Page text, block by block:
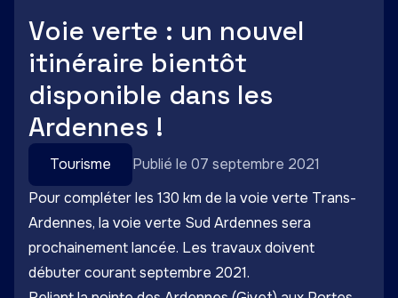
Voie verte : un nouvel
itinéraire bientôt
disponible dans les
Ardennes !
Tourisme
Publié le 07 septembre 2021
Pour compléter les 130 km de la voie verte Trans-
Ardennes, la voie verte Sud Ardennes sera
prochainement lancée. Les travaux doivent
débuter courant septembre 2021.